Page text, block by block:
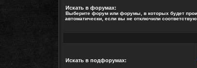
Искать в форумах:
Выберите форум или форумы, в которых будет
автоматически, если вы не отключили
Искать в подфорумах: